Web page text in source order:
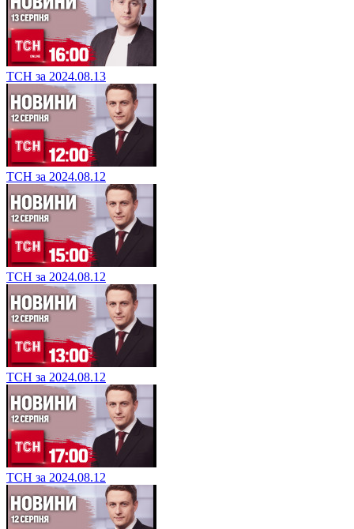
ТСН за 2024.08.13
ТСН за 2024.08.12
ТСН за 2024.08.12
ТСН за 2024.08.12
ТСН за 2024.08.12